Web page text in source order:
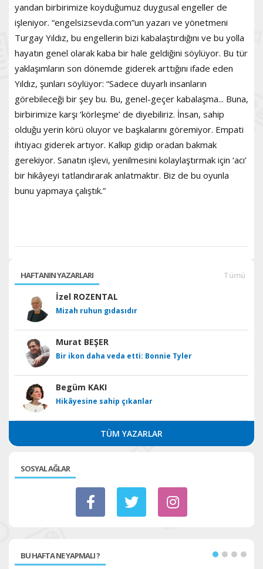
yandan birbirimize koyduğumuz duygusal engeller de
işleniyor. “engelsizsevda.com”un yazarı ve yönetmeni
Turgay Yıldız, bu engellerin bizi kabalaştırdığını ve bu yolla
hayatın genel olarak kaba bir hale geldiğini söylüyor. Bu tür
yaklaşımların son dönemde giderek arttığını ifade eden
Yıldız, şunları söylüyor: “Sadece duyarlı insanların
görebileceği bir şey bu. Bu, genel-geçer kabalaşma... Buna,
birbirimize karşı ‘körleşme’ de diyebiliriz. İnsan, sahip
olduğu yerin körü oluyor ve başkalarını göremiyor. Empati
ihtiyacı giderek artıyor. Kalkıp gidip oradan bakmak
gerekiyor. Sanatın işlevi, yenilmesini kolaylaştırmak için ‘acı’
bir hikâyeyi tatlandırarak anlatmaktır. Biz de bu oyunla
bunu yapmaya çalıştık.”
HAFTANIN YAZARLARI Tümü
İzel ROZENTAL
Mizah ruhun gıdasıdır
Murat BEŞER
Bir ikon daha veda etti: Bonnie Tyler
Begüm KAKI
Hikâyesine sahip çıkanlar
TÜM YAZARLAR
SOSYAL AĞLAR
BU HAFTA NE YAPMALI ?